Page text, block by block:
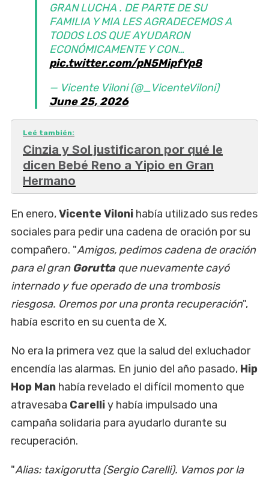
GRAN LUCHA . DE PARTE DE SU
FAMILIA Y MIA LES AGRADECEMOS A
TODOS LOS QUE AYUDARON
ECONÓMICAMENTE Y CON…
pic.twitter.com/pN5MipfYp8
— Vicente Viloni (@_VicenteViloni)
June 25, 2026
Leé también:
Cinzia y Sol justificaron por qué le
dicen Bebé Reno a Yipio en Gran
Hermano
En enero,Vicente Viloni había utilizado sus redes
sociales para pedir una cadena de oración por su
compañero. "Amigos, pedimos cadena de oración
para el gran Goruttaque nuevamente cayó
internado y fue operado de una trombosis
riesgosa. Oremos por una pronta recuperación",
había escrito en su cuenta de X.
No era la primera vez que la salud del exluchador
encendía las alarmas. En junio del año pasado, Hip
Hop Man había revelado el difícil momento que
atravesaba Carelliy había impulsado una
campaña solidaria para ayudarlo durante su
recuperación.
"Alias: taxigorutta (Sergio Carelli). Vamos por la